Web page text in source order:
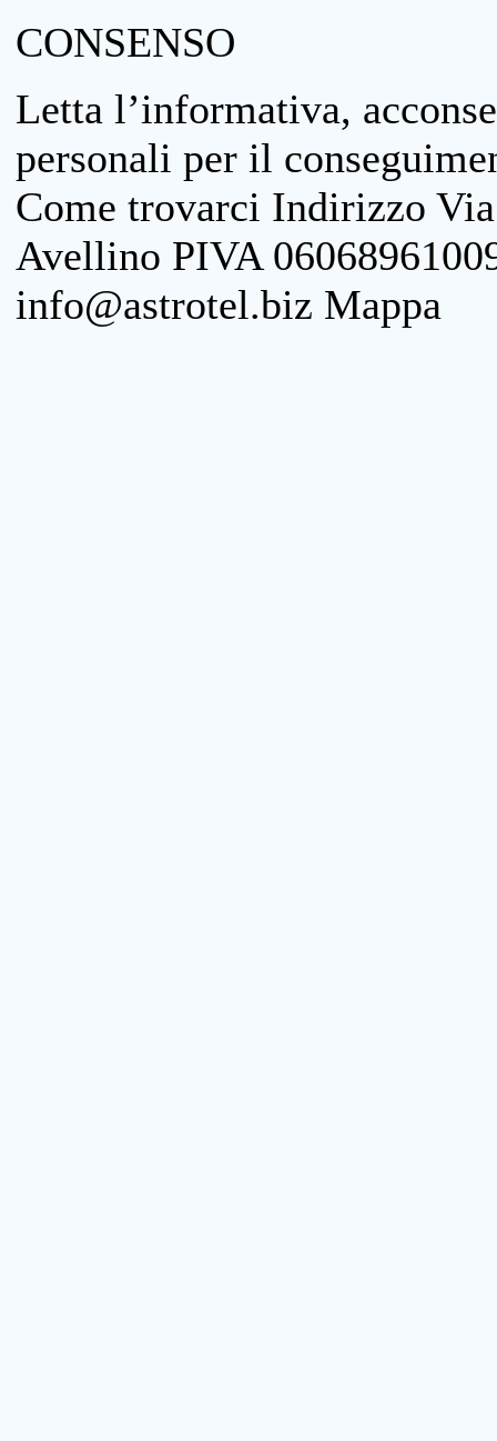
CONSENSO
Letta l’informativa,
personali per il
Come trovarci Indirizzo
Avellino PIVA
info@astrotel.biz Mappa